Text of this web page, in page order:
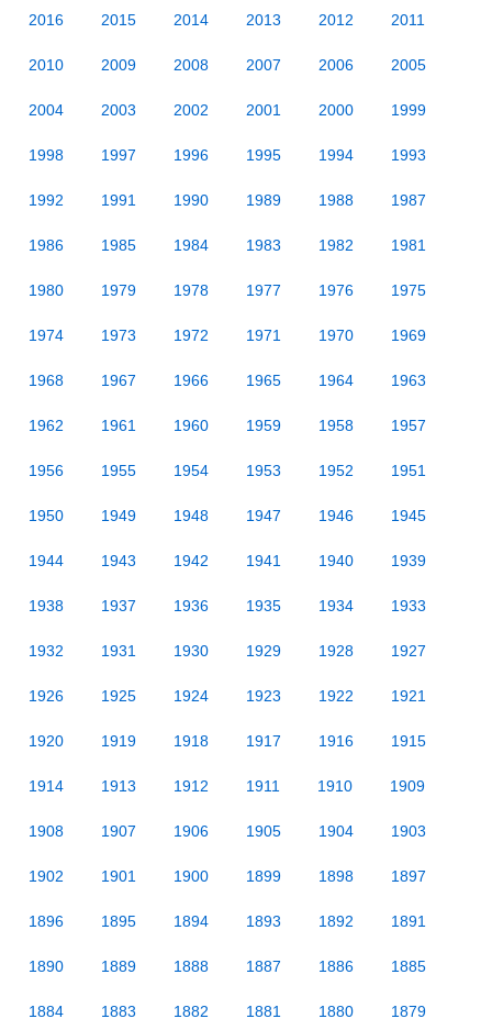
2016 2015 2014 2013 2012 2011
2010 2009 2008 2007 2006 2005
2004 2003 2002 2001 2000 1999
1998 1997 1996 1995 1994 1993
1992 1991 1990 1989 1988 1987
1986 1985 1984 1983 1982 1981
1980 1979 1978 1977 1976 1975
1974 1973 1972 1971 1970 1969
1968 1967 1966 1965 1964 1963
1962 1961 1960 1959 1958 1957
1956 1955 1954 1953 1952 1951
1950 1949 1948 1947 1946 1945
1944 1943 1942 1941 1940 1939
1938 1937 1936 1935 1934 1933
1932 1931 1930 1929 1928 1927
1926 1925 1924 1923 1922 1921
1920 1919 1918 1917 1916 1915
1914 1913 1912 1911 1910 1909
1908 1907 1906 1905 1904 1903
1902 1901 1900 1899 1898 1897
1896 1895 1894 1893 1892 1891
1890 1889 1888 1887 1886 1885
1884 1883 1882 1881 1880 1879